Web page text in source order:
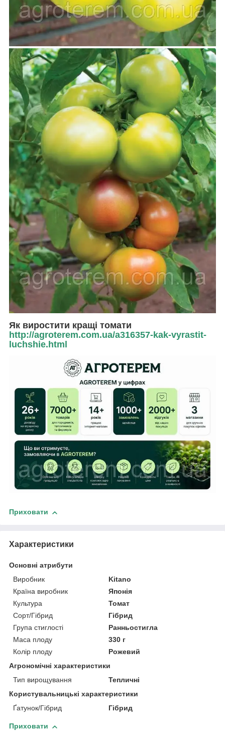
Як виростити кращі томати
http://agroterem.com.ua/a316357-kak-vyrastit-
luchshie.html
Приховати
Характеристики
Основні атрибути
Виробник
Kitano
Країна виробник
Японія
Культура
Томат
Сорт/Гібрид
Гібрид
Група стиглості
Ранньостигла
Маса плоду
330 г
Колір плоду
Рожевий
Агрономічні характеристики
Тип вирощування
Тепличні
Користувальницькі характеристики
Ґатунок/Гібрид
Гібрид
Приховати